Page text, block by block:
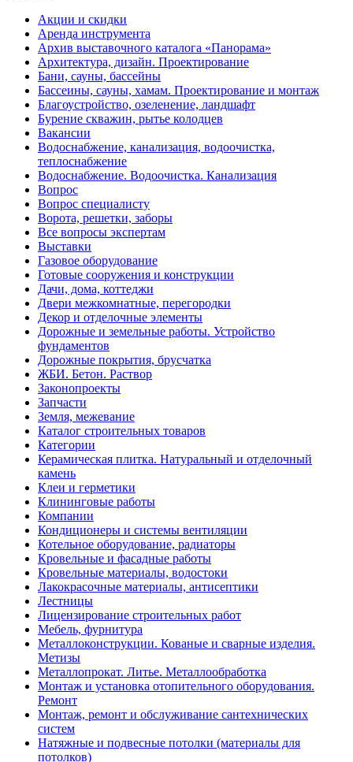
Акции и скидки
Аренда инструмента
Архив выставочного каталога «Панорама»
Архитектура, дизайн. Проектирование
Бани, сауны, бассейны
Бассеины, сауны, хамам. Проектирование и монтаж
Благоустройство, озеленение, ландшафт
Бурение скважин, рытье колодцев
Вакансии
Водоснабжение, канализация, водоочистка,
теплоснабжение
Водоснабжение. Водоочистка. Канализация
Вопрос
Вопрос специалисту
Ворота, решетки, заборы
Все вопросы экспертам
Выставки
Газовое оборудование
Готовые сооружения и конструкции
Дачи, дома, коттеджи
Двери межкомнатные, перегородки
Декор и отделочные элементы
Дорожные и земельные работы. Устройство
фундаментов
Дорожные покрытия, брусчатка
ЖБИ. Бетон. Раствор
Законопроекты
Запчасти
Земля, межевание
Каталог строительных товаров
Категории
Керамическая плитка. Натуральный и отделочный
камень
Клеи и герметики
Клининговые работы
Компании
Кондиционеры и системы вентиляции
Котельное оборудование, радиаторы
Кровельные и фасадные работы
Кровельные материалы, водостоки
Лакокрасочные материалы, антисептики
Лестницы
Лицензирование строительных работ
Мебель, фурнитура
Металлоконструкции. Кованые и сварные изделия.
Метизы
Металлопрокат. Литье. Металлообработка
Монтаж и установка отопительного оборудования.
Ремонт
Монтаж, ремонт и обслуживание сантехнических
систем
Натяжные и подвесные потолки (материалы для
потолков)